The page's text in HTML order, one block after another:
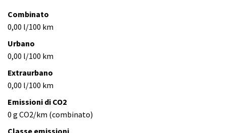
Combinato
0,00 l/100 km
Urbano
0,00 l/100 km
Extraurbano
0,00 l/100 km
Emissioni di CO2
0 g CO2/km (combinato)